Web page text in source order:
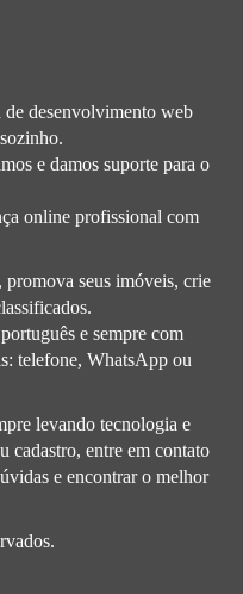
de desenvolvimento web
e damos suporte para o
online profissional com
seus imóveis, crie
e sempre com
telefone, WhatsApp ou
levando tecnologia e
cadastro, entre em contato
e encontrar o melhor